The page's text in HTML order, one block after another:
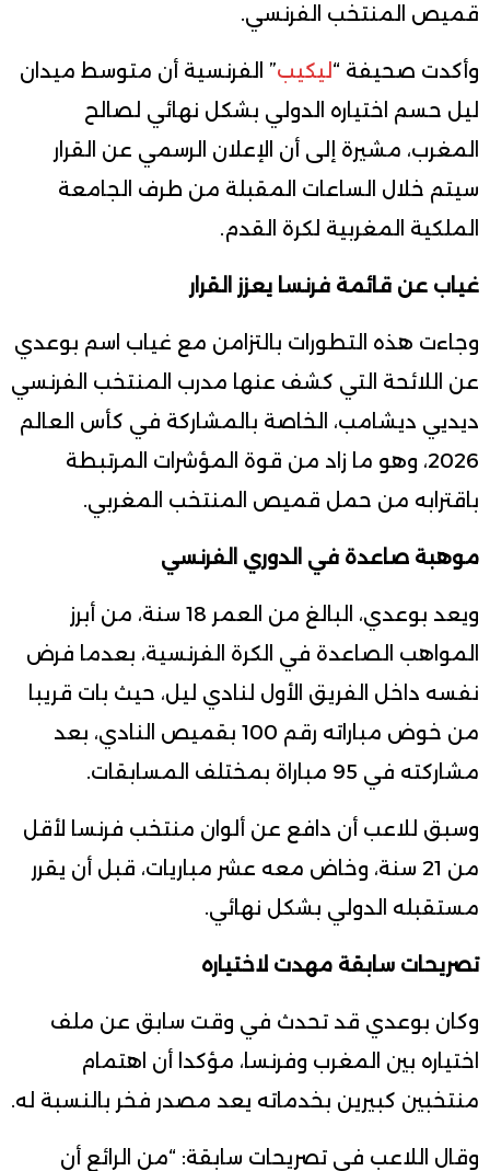
قميص المنتخب الفرنسي.
وأكدت صحيفة “ليكيب” الفرنسية أن متوسط ميدان
ليل حسم اختياره الدولي بشكل نهائي لصالح
المغرب، مشيرة إلى أن الإعلان الرسمي عن القرار
سيتم خلال الساعات المقبلة من طرف الجامعة
الملكية المغربية لكرة القدم.
غياب عن قائمة فرنسا يعزز القرار
وجاءت هذه التطورات بالتزامن مع غياب اسم بوعدي
عن اللائحة التي كشف عنها مدرب المنتخب الفرنسي
ديديي ديشامب، الخاصة بالمشاركة في كأس العالم
2026، وهو ما زاد من قوة المؤشرات المرتبطة
باقترابه من حمل قميص المنتخب المغربي.
موهبة صاعدة في الدوري الفرنسي
ويعد بوعدي، البالغ من العمر 18 سنة، من أبرز
المواهب الصاعدة في الكرة الفرنسية، بعدما فرض
نفسه داخل الفريق الأول لنادي ليل، حيث بات قريبا
من خوض مباراته رقم 100 بقميص النادي، بعد
مشاركته في 95 مباراة بمختلف المسابقات.
وسبق للاعب أن دافع عن ألوان منتخب فرنسا لأقل
من 21 سنة، وخاض معه عشر مباريات، قبل أن يقرر
مستقبله الدولي بشكل نهائي.
تصريحات سابقة مهدت لاختياره
وكان بوعدي قد تحدث في وقت سابق عن ملف
اختياره بين المغرب وفرنسا، مؤكدا أن اهتمام
منتخبين كبيرين بخدماته يعد مصدر فخر بالنسبة له.
وقال اللاعب في تصريحات سابقة: “من الرائع أن